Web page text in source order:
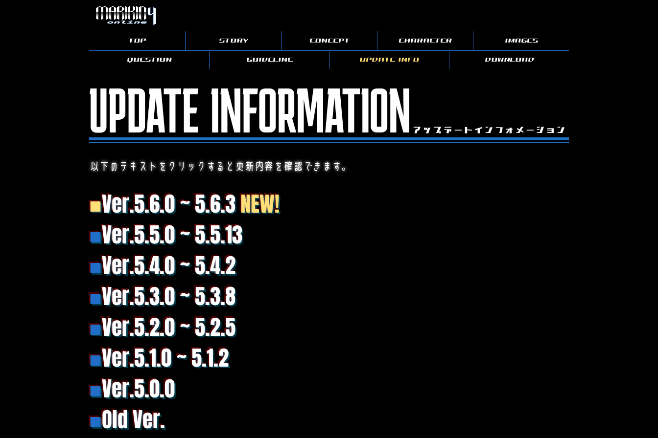
©team MO / Axez presents.
TOP STORY CONCEPT CHARACTER IMAGES
QUESTION GUIDELINE UPDATE INFO DOWNLOAD
UPDATE INFORMATION アップデートインフォメーション
以下のテキストをクリックすると更新内容を確認できます。
■Ver.5.6.0 ~ 5.6.3NEW!
■Ver.5.5.0 ~ 5.5.13
■Ver.5.4.0 ~ 5.4.2
■Ver.5.3.0 ~ 5.3.8
■Ver.5.2.0 ~ 5.2.5
■Ver.5.1.0~ 5.1.2
■Ver.5.0.0
■OldVer.